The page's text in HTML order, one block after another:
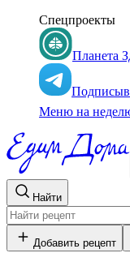
Спецпроекты
Планета
Меню на
Найти
Добавить рецепт